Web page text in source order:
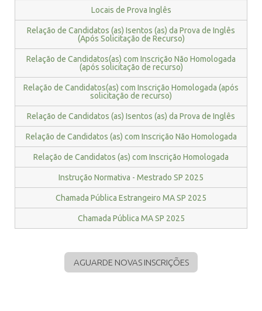
Locais de Prova Inglês
Relação de Candidatos (as) Isentos (as) da Prova de Inglês
(Após Solicitação de Recurso)
Relação de Candidatos(as) com Inscrição Não Homologada
(após solicitação de recurso)
Relação de Candidatos(as) com Inscrição Homologada (após
solicitação de recurso)
Relação de Candidatos (as) Isentos (as) da Prova de Inglês
Relação de Candidatos (as) com Inscrição Não Homologada
Relação de Candidatos (as) com Inscrição Homologada
Instrução Normativa - Mestrado SP 2025
Chamada Pública Estrangeiro MA SP 2025
Chamada Pública MA SP 2025
AGUARDE NOVAS INSCRIÇÕES